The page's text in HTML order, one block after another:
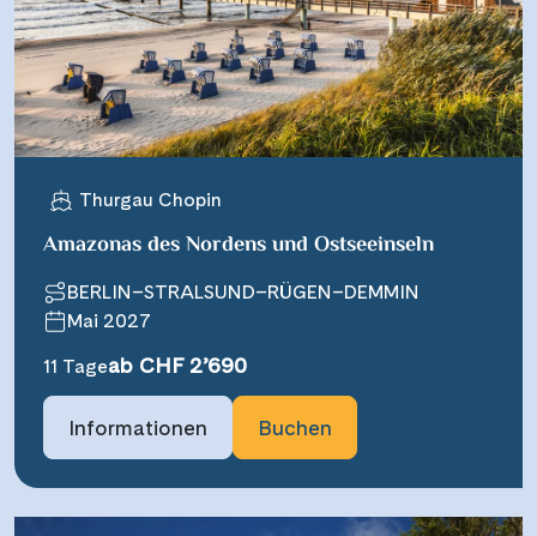
Thurgau Chopin
Amazonas des Nordens und Ostseeinseln
BERLIN–STRALSUND–RÜGEN–DEMMIN
Mai 2027
11 Tageab CHF 2’690
Informationen Buchen